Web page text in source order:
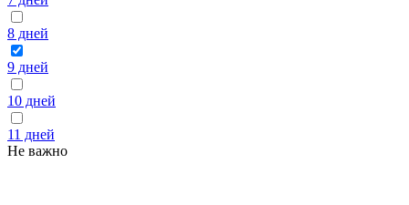
8 дней
9 дней
10 дней
11 дней
Не важно